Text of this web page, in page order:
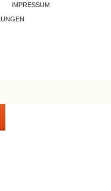
IMPRESSUM